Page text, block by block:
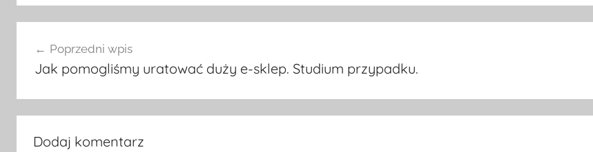
wpisuPoprzedni wpis
Jak pomogliśmy uratować duży e-sklep. Studium przypadku.
Dodaj komentarz